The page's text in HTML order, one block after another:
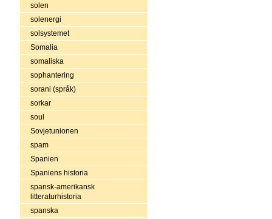
solen
solenergi
solsystemet
Somalia
somaliska
sophantering
sorani (språk)
sorkar
soul
Sovjetunionen
spam
Spanien
Spaniens historia
spansk-amerikansk
litteraturhistoria
spanska